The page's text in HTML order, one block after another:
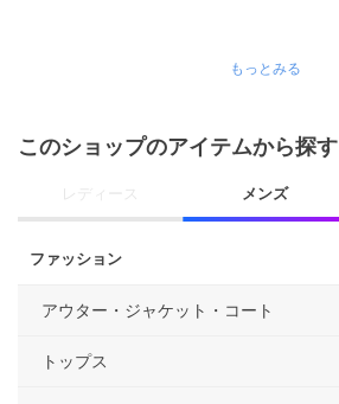
もっとみる
このショップのアイテムから探す
レディース メンズ
ファッション
アウター・ジャケット・コート
トップス